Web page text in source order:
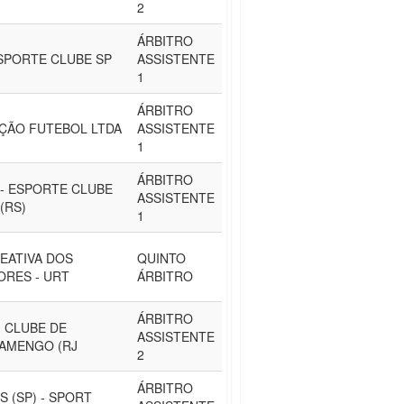
2
CLUBE SP
ÁRBITRO
ASSISTENTE
1
FUTEBOL LTDA
ÁRBITRO
ASSISTENTE
1
ESPORTE CLUBE
ÁRBITRO
ASSISTENTE
1
DOS
- URT
QUINTO
ÁRBITRO
DE
(RJ
ÁRBITRO
ASSISTENTE
2
(SP) - SPORT
ÁRBITRO